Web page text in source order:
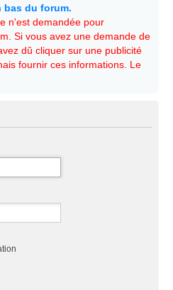
bas du forum.
n'est demandée pour
Si vous avez une demande de
dû cliquer sur une publicité
fournir ces informations. Le